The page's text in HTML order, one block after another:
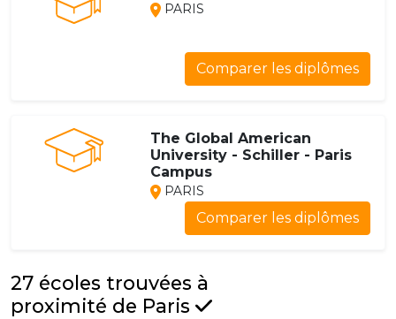
PARIS
Comparer les diplômes
The Global American
University - Schiller - Paris
Campus
PARIS
Comparer les diplômes
27 écoles trouvées à
proximité de Paris